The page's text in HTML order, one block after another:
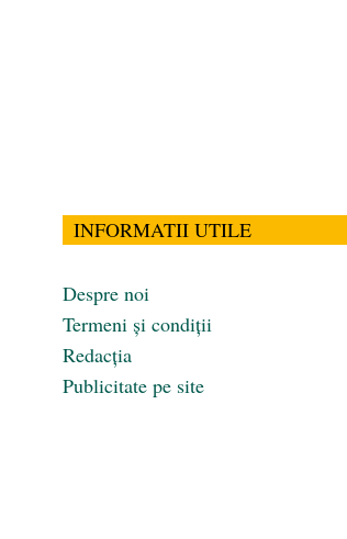
INFORMATII UTILE
Despre noi
Termeni și condiții
Redacția
Publicitate pe site